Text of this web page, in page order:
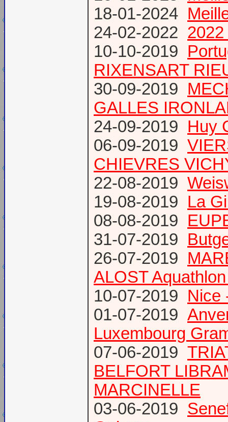
18-01-2024
24-02-2022
10-10-2019
RIXENSART
30-09-2019
GALLES
24-09-2019 Huy
06-09-2019
CHIEVRES
22-08-2019
19-08-2019 La
08-08-2019
31-07-2019
26-07-2019
ALOST
10-07-2019 Nice
01-07-2019
Luxembourg
07-06-2019
BELFORT
MARCINELLE
03-06-2019